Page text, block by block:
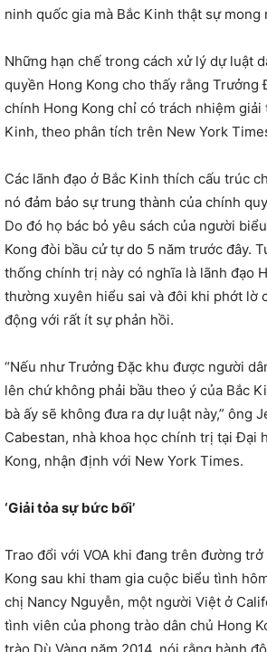
ninh quốc gia mà Bắc Kinh thật sự mong
Những hạn chế trong cách xử lý dự luật
quyền Hong Kong cho thấy rằng Trưởng
chính Hong Kong chỉ có trách nhiệm
Kinh, theo phân tích trên New York
Các lãnh đạo ở Bắc Kinh thích cấu trúc
nó đảm bảo sự trung thành của chính
Do đó họ bác bỏ yêu sách của người
Kong đòi bầu cử tự do 5 năm trước đây.
thống chính trị này có nghĩa là lãnh đạo
thường xuyên hiểu sai và đôi khi phớt lờ
động với rất ít sự phản hồi.
“Nếu như Trưởng Đặc khu được người
lên chứ không phải bầu theo ý của Bắc
bà ấy sẽ không đưa ra dự luật này,” ông
Cabestan, nhà khoa học chính trị tại Đại
Kong, nhận định với New York Times.
‘Giải tỏa sự bức bối’
Trao đổi với VOA khi đang trên đường
Kong sau khi tham gia cuộc biểu tình
chị Nancy Nguyễn, một người Việt ở
tình viên của phong trào dân chủ Hong
trào Dù Vàng năm 2014, nói rằng hành